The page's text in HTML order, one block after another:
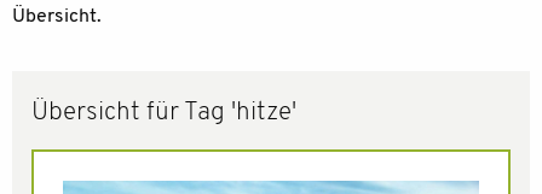
Übersicht.
Übersicht für Tag 'hitze'